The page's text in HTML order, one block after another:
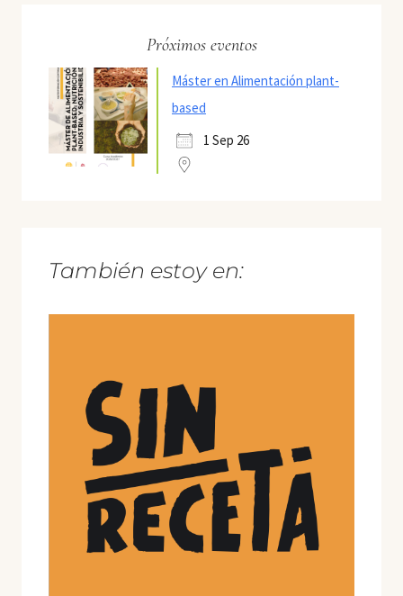
Próximos eventos
Máster en Alimentación plant-
based
1 Sep 26
También estoy en: